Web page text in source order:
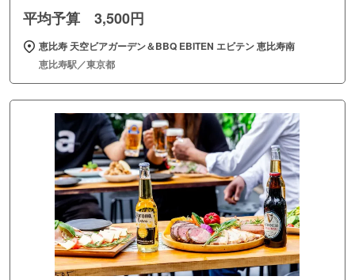
平均予算 3,500円
恵比寿 天空ビアガーデン＆BBQ EBITEN エビテン 恵比寿南
恵比寿駅／東京都